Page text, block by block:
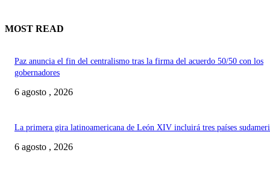
MOST READ
Paz anuncia el fin del centralismo tras la firma del acuerdo 50/50 con los
gobernadores
6 agosto , 2026
La primera gira latinoamericana de León XIV incluirá tres países
6 agosto , 2026